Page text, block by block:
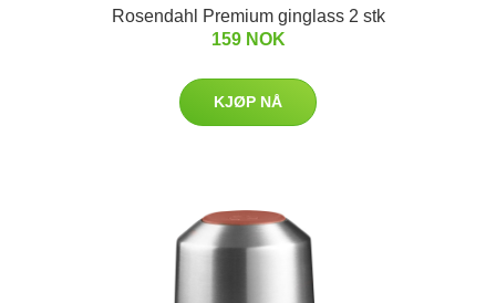
Rosendahl Premium ginglass 2 stk
159 NOK
KJØP NÅ